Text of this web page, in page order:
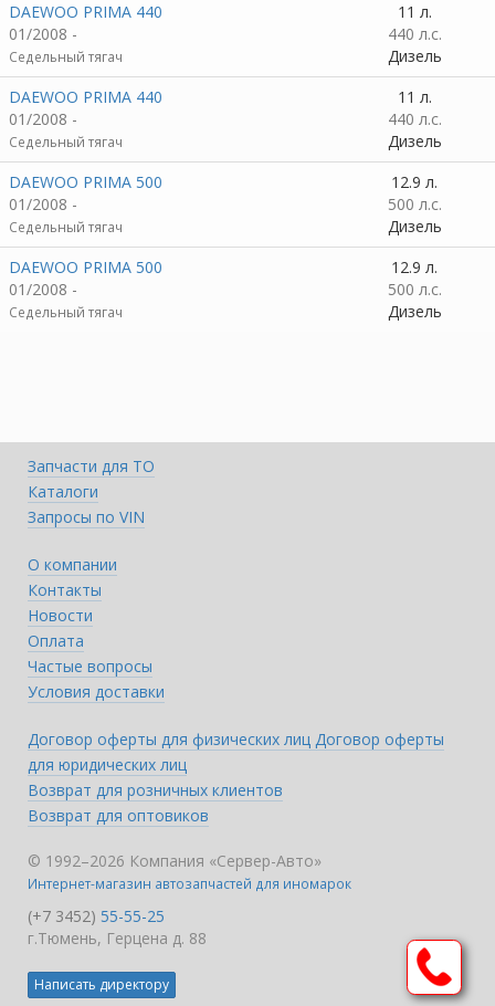
DAEWOO PRIMA 440
01/2008 -
Седельный тягач
11 л.
440 л.с.
Дизель
DAEWOO PRIMA 440
01/2008 -
Седельный тягач
11 л.
440 л.с.
Дизель
DAEWOO PRIMA 500
01/2008 -
Седельный тягач
12.9 л.
500 л.с.
Дизель
DAEWOO PRIMA 500
01/2008 -
Седельный тягач
12.9 л.
500 л.с.
Дизель
Запчасти для ТО
Каталоги
Запросы по VIN
О компании
Контакты
Новости
Оплата
Частые вопросы
Условия доставки
Договор оферты для физических лиц Договор оферты
для юридических лиц
Возврат для розничных клиентов
Возврат для оптовиков
© 1992–2026 Компания «Сервер-Авто»
Интернет-магазин автозапчастей для иномарок
(+7 3452) 55-55-25
г.Тюмень, Герцена д. 88
Написать директору